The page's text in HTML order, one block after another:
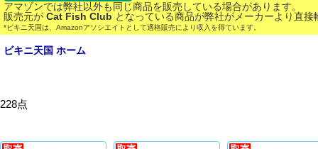
アマゾンでは弊社以外も同じ商品を販売している場合があります。
販売元が Cat Fish Club となっている商品が弊社がメーカーより直
*ビキニ天国は、Amazonアソシエイトとして適格販売により収入を得ています。
ビキニ天国 ホーム
228点